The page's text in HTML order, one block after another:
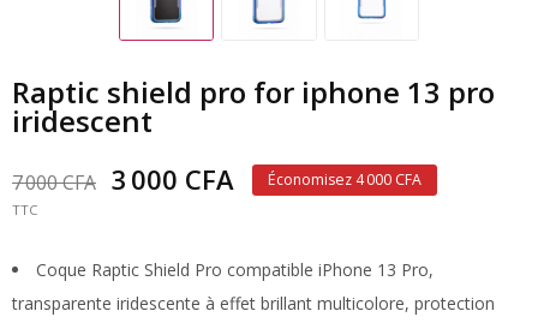
Raptic shield pro for iphone 13 pro
iridescent
7 000 CFA 3 000 CFA Économisez 4 000 CFA
TTC
Coque Raptic Shield Pro compatible iPhone 13 Pro,
transparente iridescente à effet brillant multicolore, protection